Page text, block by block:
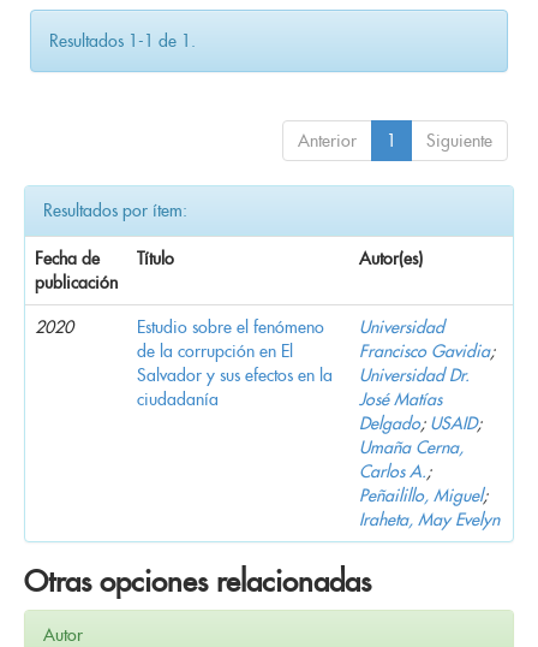
Resultados 1-1 de 1.
Anterior 1 Siguiente
Resultados por ítem:
Fecha de
publicación
Título Autor(es)
2020
Estudio sobre el fenómeno
de la corrupción en El
Salvador y sus efectos en la
ciudadanía
Universidad
Francisco Gavidia;
Universidad Dr.
José Matías
Delgado; USAID;
Umaña Cerna,
Carlos A.;
Peñailillo, Miguel;
Iraheta, May Evelyn
Otras opciones relacionadas
Autor